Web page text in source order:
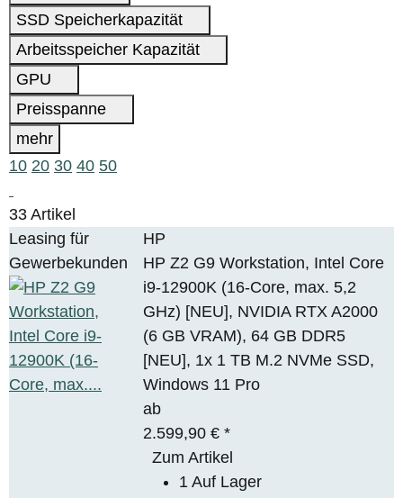
SSD Speicherkapazität
Arbeitsspeicher Kapazität
GPU
Preisspanne
mehr
10 20 30 40 50
33 Artikel
Leasing für
Gewerbekunden
HP
HP Z2 G9 Workstation, Intel Core
i9-12900K (16-Core, max. 5,2
GHz) [NEU], NVIDIA RTX A2000
(6 GB VRAM), 64 GB DDR5
[NEU], 1x 1 TB M.2 NVMe SSD,
Windows 11 Pro
ab
2.599,90 €*
Zum Artikel
1 Auf Lager